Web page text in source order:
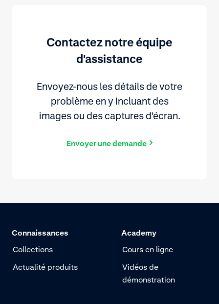
Contactez notre équipe
d'assistance
Envoyez-nous les détails de votre
problème en y incluant des
images ou des captures d'écran.
Envoyer une demande
Connaissances
Collections
Actualité produits
Academy
Cours en ligne
Vidéos de
démonstration